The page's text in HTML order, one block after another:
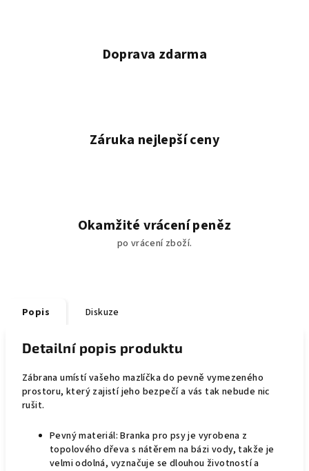
Doprava zdarma
Záruka nejlepší ceny
Okamžité vrácení peněz
po vrácení zboží.
Popis Diskuze
Detailní popis produktu
Zábrana umístí vašeho mazlíčka do pevně vymezeného
prostoru, který zajistí jeho bezpečí a vás tak nebude nic
rušit.
Pevný materiál: Branka pro psy je vyrobena z
topolového dřeva s nátěrem na bázi vody, takže je
velmi odolná, vyznačuje se dlouhou životností a